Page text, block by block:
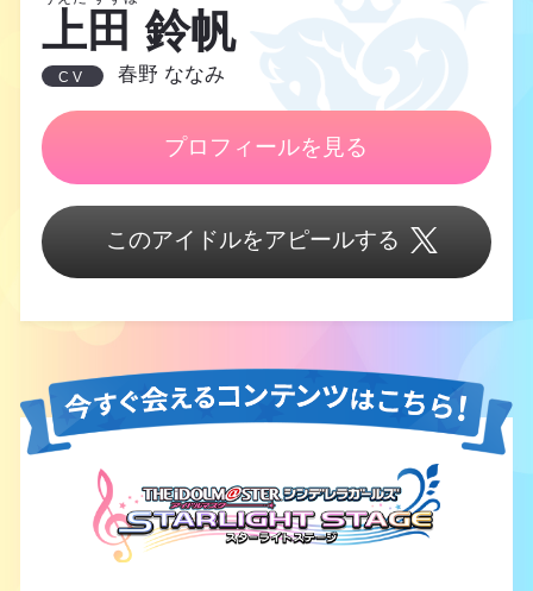
上田 鈴帆
CV 春野 ななみ
プロフィールを見る
このアイドルをアピールする